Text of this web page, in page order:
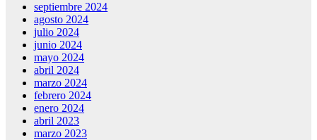
septiembre 2024
agosto 2024
julio 2024
junio 2024
mayo 2024
abril 2024
marzo 2024
febrero 2024
enero 2024
abril 2023
marzo 2023